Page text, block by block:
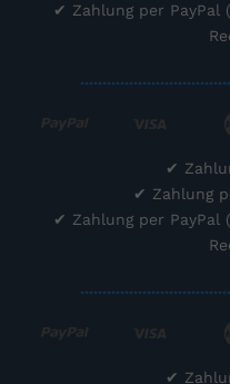
✔ Zahlung per
✔
✔ Zahlung
✔ Zahlung per
✔